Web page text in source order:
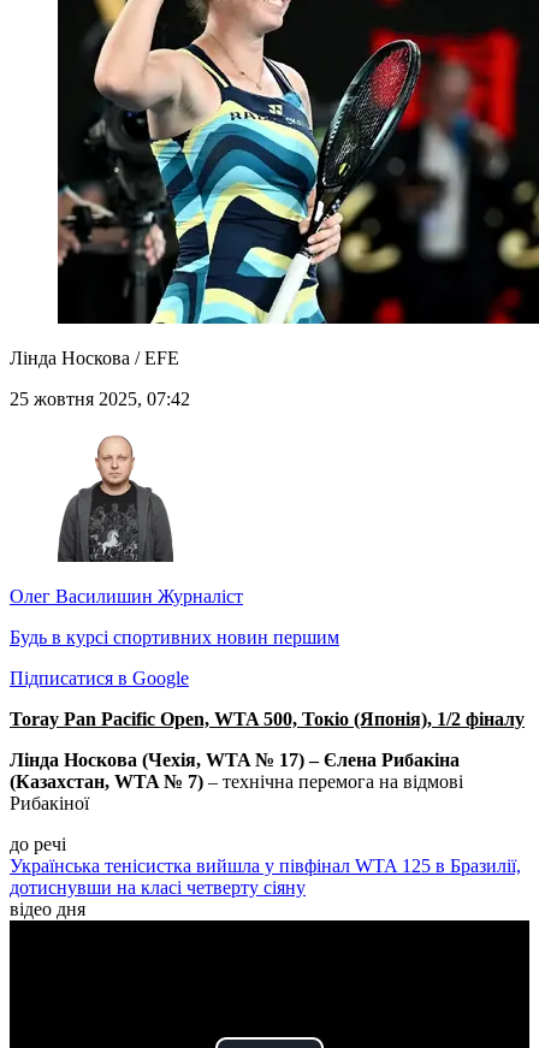
Лінда Носкова / EFE
25 жовтня 2025, 07:42
Олег Василишин Журналіст
Будь в курсі спортивних новин першим
Підписатися в Google
Toray Pan Pacific Open, WTA 500, Токіо (Японія), 1/2 фіналу
Лінда Носкова (Чехія, WTA № 17) – Єлена Рибакіна
(Казахстан, WTA № 7) – технічна перемога на відмові
Рибакіної
до речі
Українська тенісистка вийшла у півфінал WTA 125 в Бразилії,
дотиснувши на класі четверту сіяну
відео дня